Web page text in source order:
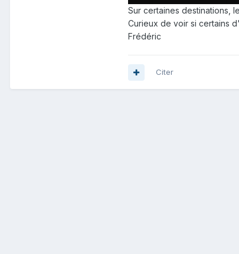
Sur certaines destinations,
Curieux de voir si certains
Frédéric
Citer